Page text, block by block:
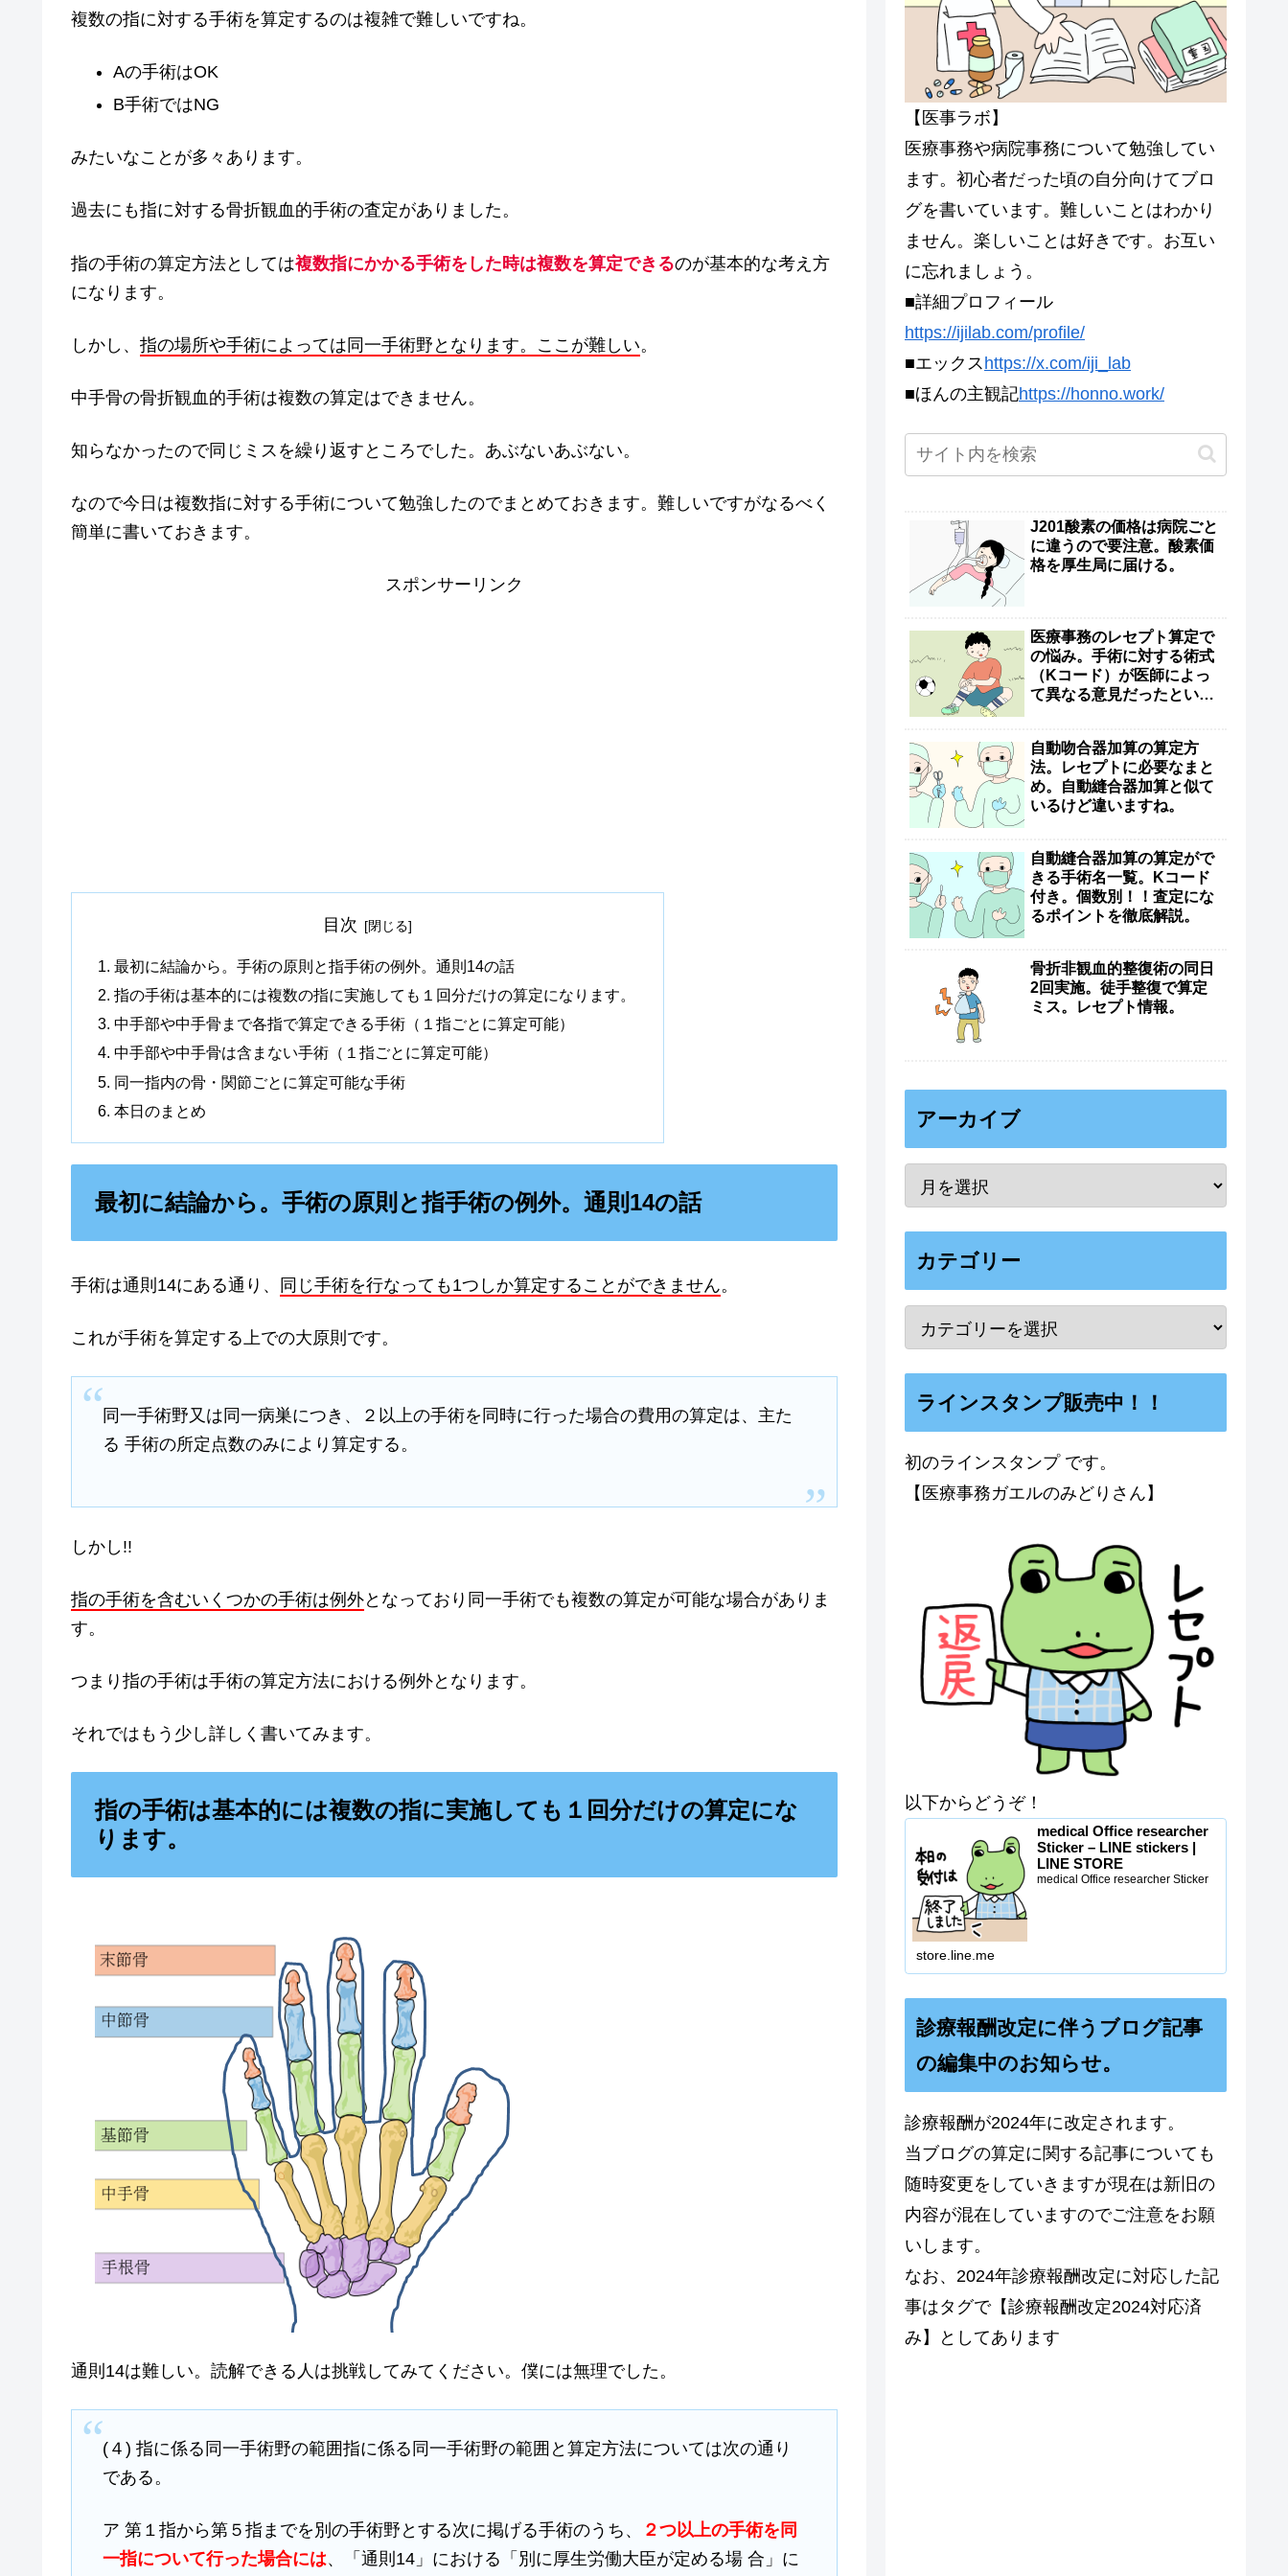
複数の指に対する手術を算定するのは複雑で難しいですね。
Aの手術はOK
B手術ではNG
みたいなことが多々あります。
過去にも指に対する骨折観血的手術の査定がありました。
指の手術の算定方法としては複数指にかかる手術をした時は複数を算定できるのが基本的な考え方
になります。
しかし、 指の場所や手術によっては同一手術野となります。ここが難しい。
中手骨の骨折観血的手術は複数の算定はできません。
知らなかったので同じミスを繰り返すところでした。あぶないあぶない。
なので今日は複数指に対する手術について勉強したのでまとめておきます。難しいですがなるべく
簡単に書いておきます。
スポンサーリンク
目次
最初に結論から。手術の原則と指手術の例外。通則14の話
指の手術は基本的には複数の指に実施しても１回分だけの算定になります。
中手部や中手骨まで各指で算定できる手術（１指ごとに算定可能）
中手部や中手骨は含まない手術（１指ごとに算定可能）
同一指内の骨・関節ごとに算定可能な手術
本日のまとめ
最初に結論から。手術の原則と指手術の例外。通則14の話
手術は通則14にある通り、 同じ手術を行なっても1つしか算定することができません。
これが手術を算定する上での大原則です。
同一手術野又は同一病巣につき、２以上の手術を同時に行った場合の費用の算定は、主た
る 手術の所定点数のみにより算定する。
しかし!!
指の手術を含むいくつかの手術は例外となっており同一手術でも複数の算定が可能な場合がありま
す。
つまり指の手術は手術の算定方法における例外となります。
それではもう少し詳しく書いてみます。
指の手術は基本的には複数の指に実施しても１回分だけの算定にな
ります。
通則14は難しい。読解できる人は挑戦してみてください。僕には無理でした。
(４) 指に係る同一手術野の範囲指に係る同一手術野の範囲と算定方法については次の通り
である。
ア 第１指から第５指までを別の手術野とする次に掲げる手術のうち、
２つ以上の手術を同
一指について行った場合には、「通則14」における「別に厚生労働大臣が定める場 合」に
【医事ラボ】
医療事務や病院事務について勉強してい
ます。初心者だった頃の自分向けてブロ
グを書いています。難しいことはわかり
ません。楽しいことは好きです。お互い
に忘れましょう。
■詳細プロフィール
https://ijilab.com/profile/
■エックス https://x.com/iji_lab
■ほんの主観記https://honno.work/
J201酸素の価格は病院ごと
に違うので要注意。酸素価
格を厚生局に届ける。
医療事務のレセプト算定で
の悩み。手術に対する術式
（Kコード）が医師によっ
て異なる意見だったという
自動吻合器加算の算定方
法。レセプトに必要なまと
め。自動縫合器加算と似て
いるけど違いますね。
自動縫合器加算の算定がで
きる手術名一覧。Kコード
付き。個数別！！査定にな
るポイントを徹底解説。
骨折非観血的整復術の同日
2回実施。徒手整復で算定
ミス。レセプト情報。
アーカイブ
カテゴリー
ラインスタンプ販売中！！
初のラインスタンプ です。
【医療事務ガエルのみどりさん】
以下からどうぞ！
medical Office researcher
Sticker – LINE stickers |
LINE STORE
medical Office researcher Sticker
store.line.me
診療報酬改定に伴うブログ記事
の編集中のお知らせ。
診療報酬が2024年に改定されます。
当ブログの算定に関する記事についても
随時変更をしていきますが現在は新旧の
内容が混在していますのでご注意をお願
いします。
なお、2024年診療報酬改定に対応した記
事はタグで【診療報酬改定2024対応済
み】としてあります